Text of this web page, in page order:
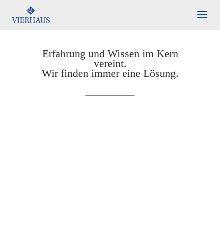
Erfahrung und Wissen im Kern
vereint.
Wir finden immer eine Lösung.